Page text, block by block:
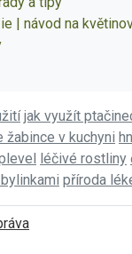
| návod na
jak využít
žabince v kuchyni
léčivé rostliny
příroda